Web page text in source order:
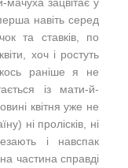
навіть серед
та ставків, по
хоч і ростуть
раніше я не
із мати-й-
квітня уже не
ні пролісків, ні
і навспак
частина справді